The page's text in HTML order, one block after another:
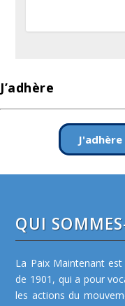
J’adhère
J'adhère
QUI
La Paix Maintenant
de 1901, qui a pour
les actions du